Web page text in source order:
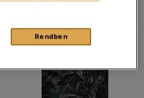
2db
Rendben